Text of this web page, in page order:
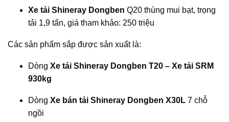
Xe tải Shineray Dongben Q20 thùng mui bạt, trọng
tải 1,9 tấn, giá tham khảo: 250 triệu
Các sản phẩm sắp được sản xuất là:
Dòng Xe tải Shineray Dongben T20 – Xe tải SRM
930kg
Dòng Xe bán tải Shineray Dongben X30L 7 chỗ
ngồi